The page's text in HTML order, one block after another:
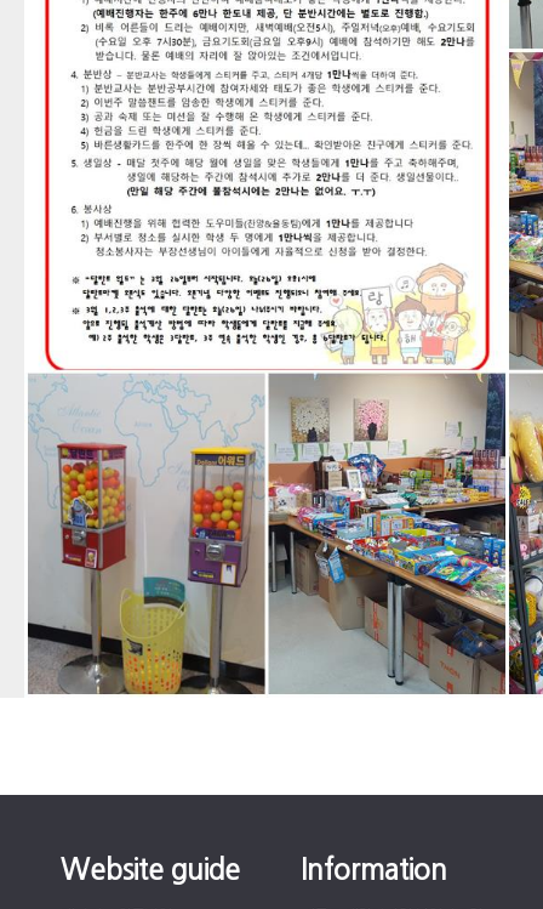
Website guide Information